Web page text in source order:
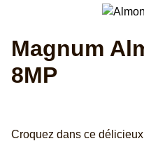
Magnum
8MP
Croquez dans ce